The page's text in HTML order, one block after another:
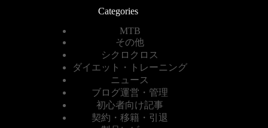
Categories
MTB
その他
シクロクロス
ダイエット・トレーニング
ニュース
ブログ運営・管理
初心者向け記事
契約・移籍・引退